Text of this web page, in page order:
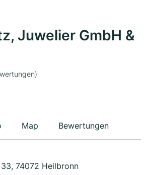
Juwelier GmbH &
Map Bewertungen
74072 Heilbronn